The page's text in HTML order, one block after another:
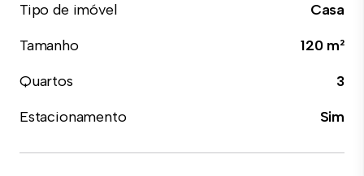
Tipo de imóvel
Casa
Tamanho
120 m²
Quartos
3
Estacionamento
Sim